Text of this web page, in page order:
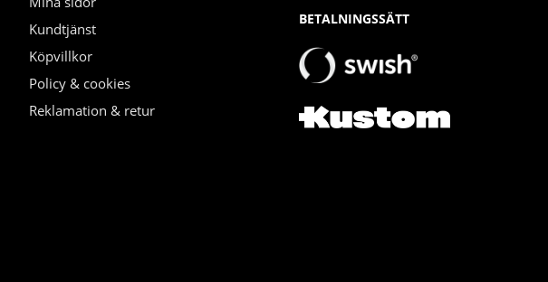
Kundtjänst
Köpvillkor
Policy & cookies
Reklamation & retur
BETALNINGSSÄTT